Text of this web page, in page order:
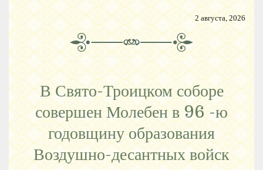
2 августа, 2026
В Свято-Троицком соборе
совершен Молебен в 96 -ю
годовщину образования
Воздушно-десантных войск